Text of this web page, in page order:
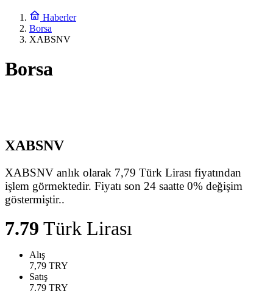
Haberler
Borsa
XABSNV
Borsa
XABSNV
XABSNV anlık olarak 7,79 Türk Lirası fiyatından
işlem görmektedir. Fiyatı son 24 saatte 0% değişim
göstermiştir..
7.79 Türk Lirası
Alış
7,79 TRY
Satış
7.79 TRY